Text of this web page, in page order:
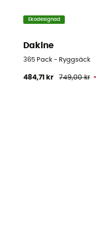
Ekodesignad
Dakine
365 Pack - Ryggsäck
484,71 kr 749,00 kr